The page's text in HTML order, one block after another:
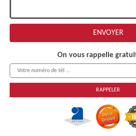
On vous rappelle